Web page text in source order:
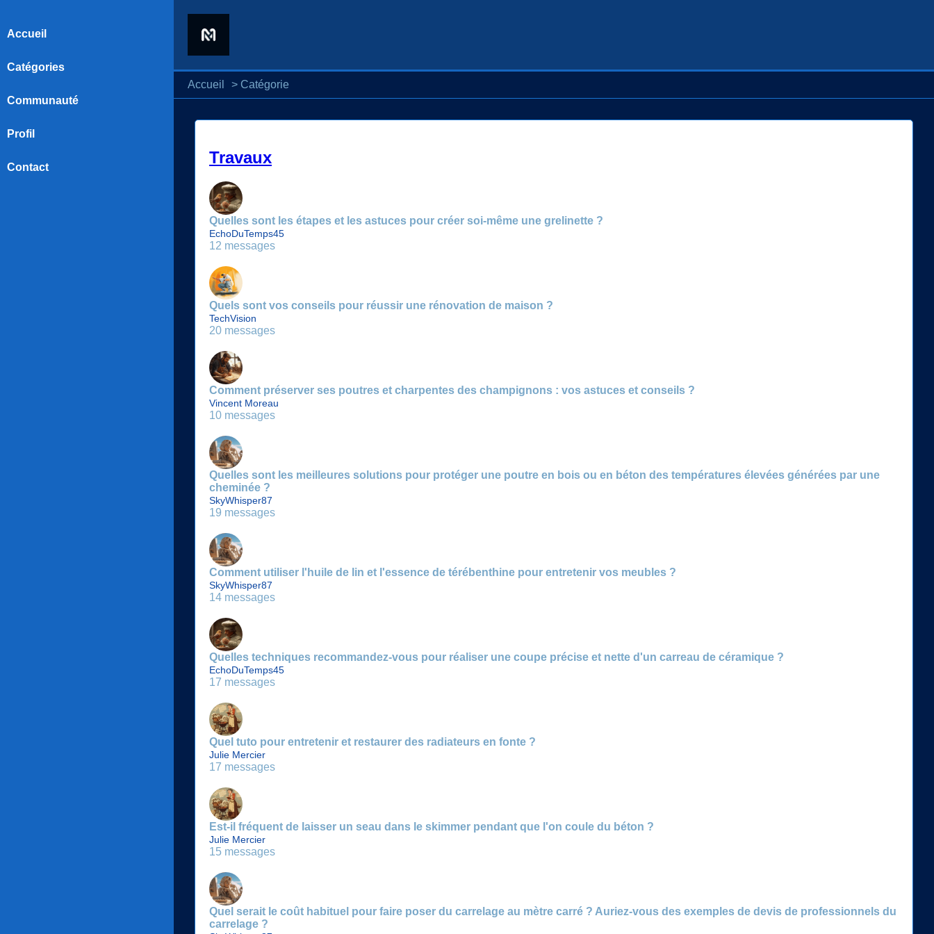
Accueil > Catégorie
Accueil
Catégories
Communauté
Profil
Contact
Travaux
Quelles sont les étapes et les astuces pour créer soi-même une grelinette ?
EchoDuTemps45
12 messages
Quels sont vos conseils pour réussir une rénovation de maison ?
TechVision
20 messages
Comment préserver ses poutres et charpentes des champignons : vos astuces et conseils ?
Vincent Moreau
10 messages
Quelles sont les meilleures solutions pour protéger une poutre en bois ou en béton des températures élevées générées par une
cheminée ?
SkyWhisper87
19 messages
Comment utiliser l'huile de lin et l'essence de térébenthine pour entretenir vos meubles ?
SkyWhisper87
14 messages
Quelles techniques recommandez-vous pour réaliser une coupe précise et nette d'un carreau de céramique ?
EchoDuTemps45
17 messages
Quel tuto pour entretenir et restaurer des radiateurs en fonte ?
Julie Mercier
17 messages
Est-il fréquent de laisser un seau dans le skimmer pendant que l'on coule du béton ?
Julie Mercier
15 messages
Quel serait le coût habituel pour faire poser du carrelage au mètre carré ? Auriez-vous des exemples de devis de professionnels du
carrelage ?